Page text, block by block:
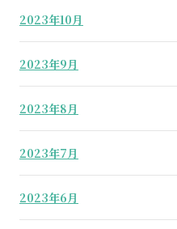
2023年10月
2023年9月
2023年8月
2023年7月
2023年6月